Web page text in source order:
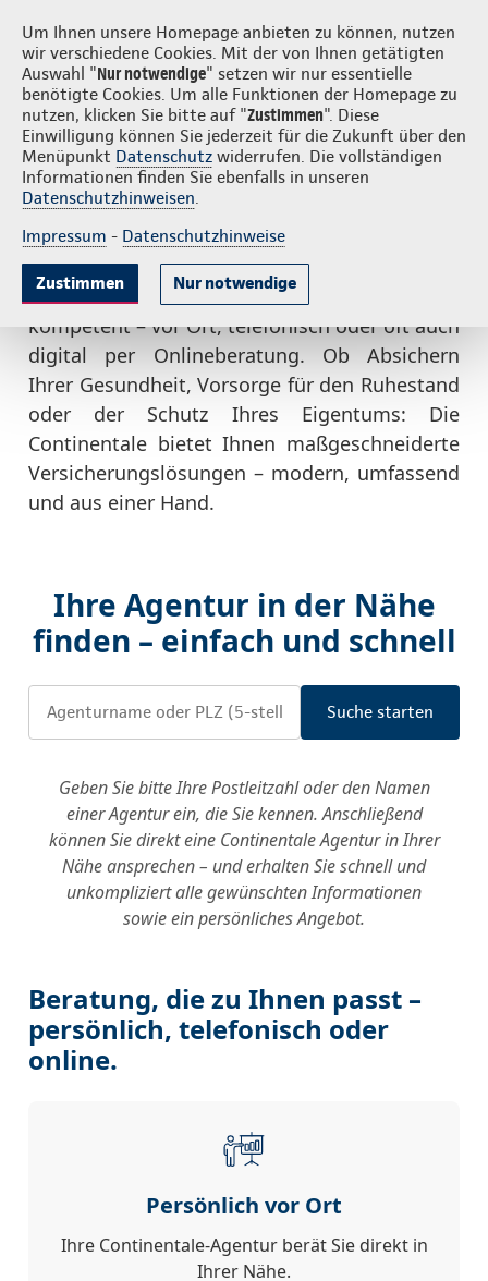
Um Ihnen unsere Homepage anbieten zu können, nutzen
wir verschiedene Cookies. Mit der von Ihnen getätigten
Auswahl "Nur notwendige" setzen wir nur essentielle
benötigte Cookies. Um alle Funktionen der Homepage zu
nutzen, klicken Sie bitte auf "Zustimmen". Diese
Einwilligung können Sie jederzeit für die Zukunft über den
Menüpunkt Datenschutz widerrufen. Die vollständigen
Informationen finden Sie ebenfalls in unseren
Datenschutzhinweisen.
Impressum - Datenschutzhinweise
Zustimmen Nur notwendige
Continentale vor Ort
Individuell, verständlich und
in Ihrer Nähe
Denn die Continentale-Agenturen beraten Sie
kompetent – vor Ort, telefonisch oder oft auch
digital per Onlineberatung. Ob Absichern
Ihrer Gesundheit, Vorsorge für den Ruhestand
oder der Schutz Ihres Eigentums: Die
Continentale bietet Ihnen maßgeschneiderte
Versicherungslösungen – modern, umfassend
und aus einer Hand.
Ihre Agentur in der Nähe
finden – einfach und schnell
Geben Sie bitte Ihre Postleitzahl oder den Namen
einer Agentur ein, die Sie kennen. Anschließend
können Sie direkt eine Continentale Agentur in Ihrer
Nähe ansprechen – und erhalten Sie schnell und
unkompliziert alle gewünschten Informationen
sowie ein persönliches Angebot.
Beratung, die zu Ihnen passt –
persönlich, telefonisch oder
online.
Persönlich vor Ort
Ihre Continentale-Agentur berät Sie direkt in
Ihrer Nähe.